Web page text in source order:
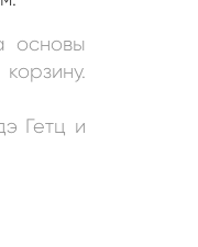
основы
Гетц и